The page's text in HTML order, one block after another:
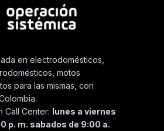
en electrodomésticos,
motos
para las mismas, con
Call Center: lunes a viernes
p. m. sabados de 9:00 a.